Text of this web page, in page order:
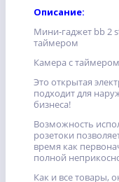
Описание:
Мини-гаджет bb 2
таймером
Камера с
Это открытая
подходит для
бизнеса!
Возможность
розетоки
время как
полной
Как и все товары,